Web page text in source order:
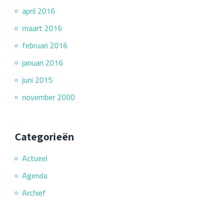
april 2016
maart 2016
februari 2016
januari 2016
juni 2015
november 2000
Categorieën
Actueel
Agenda
Archief